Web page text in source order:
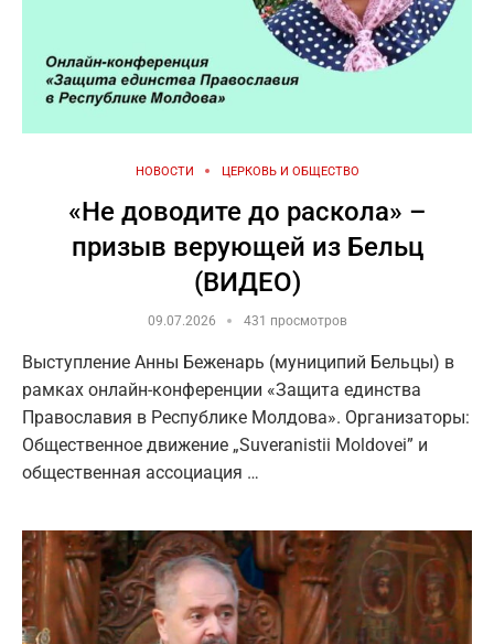
НОВОСТИ ЦЕРКОВЬ И ОБЩЕСТВО
«Не доводите до раскола» –
призыв верующей из Бельц
(ВИДЕО)
09.07.2026 431 просмотров
Выступление Анны Беженарь (муниципий Бельцы) в
рамках онлайн-конференции «Защита единства
Православия в Республике Молдова». Организаторы:
Общественное движение „Suveranistii Moldovei” и
общественная ассоциация …